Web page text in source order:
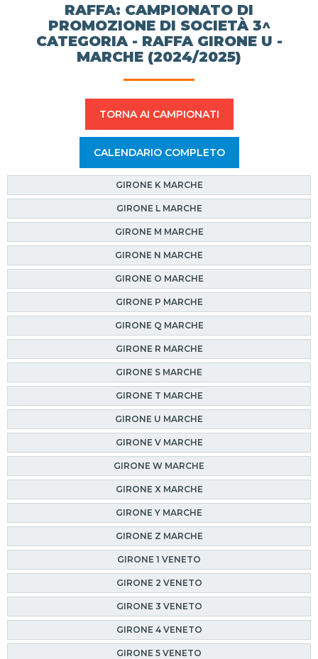
RAFFA: CAMPIONATO DI
PROMOZIONE DI SOCIETÀ 3^
CATEGORIA - RAFFA GIRONE U -
MARCHE (2024/2025)
TORNA AI CAMPIONATI
CALENDARIO COMPLETO
GIRONE K MARCHE
GIRONE L MARCHE
GIRONE M MARCHE
GIRONE N MARCHE
GIRONE O MARCHE
GIRONE P MARCHE
GIRONE Q MARCHE
GIRONE R MARCHE
GIRONE S MARCHE
GIRONE T MARCHE
GIRONE U MARCHE
GIRONE V MARCHE
GIRONE W MARCHE
GIRONE X MARCHE
GIRONE Y MARCHE
GIRONE Z MARCHE
GIRONE 1 VENETO
GIRONE 2 VENETO
GIRONE 3 VENETO
GIRONE 4 VENETO
GIRONE 5 VENETO